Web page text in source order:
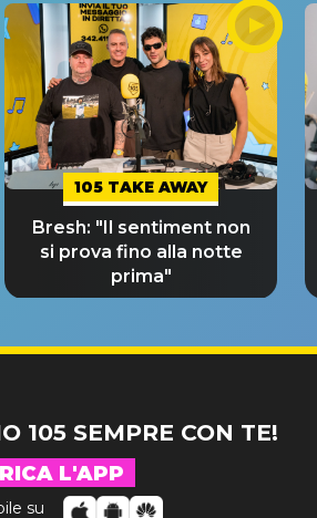
105 TAKE AWAY
Bresh: "Il sentiment non
si prova fino alla notte
prima"
105 SEMPRE CON TE!
L'APP
su